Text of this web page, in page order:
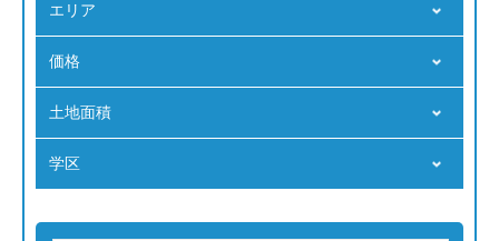
エリア
価格
⼟地⾯積
学区